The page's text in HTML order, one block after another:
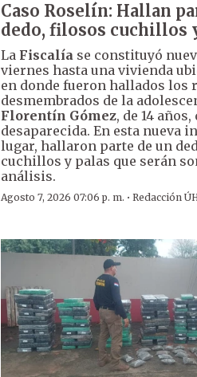
Caso Roselín: Hallan
dedo, filosos cuchillos
La Fiscalíase constituyó
viernes hasta una vivienda
en donde fueron hallados los
desmembrados de la
Florentín Gómez, de 14
desaparecida. En esta nueva
lugar, hallaron parte de un
cuchillos y palas que serán
análisis.
Agosto 7, 2026 07:06 p. m. · Redacción